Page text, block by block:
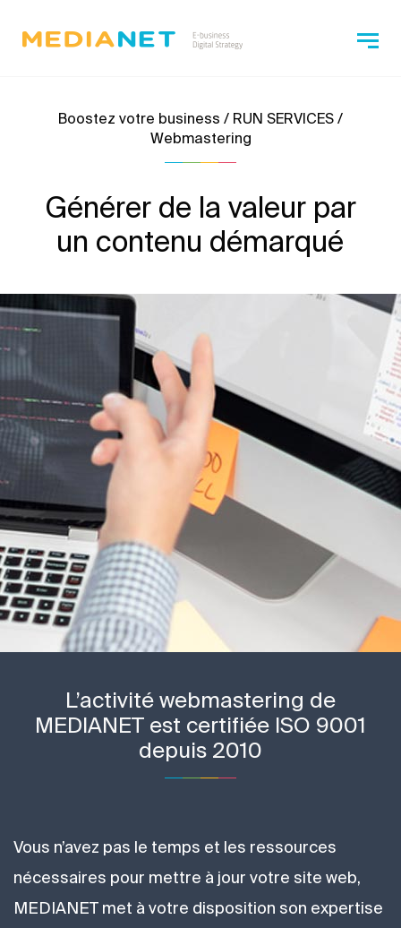
Boostez votre business / RUN SERVICES /
Webmastering
Générer de la valeur par
un contenu démarqué
L’activité webmastering de
MEDIANET est certifiée ISO 9001
depuis 2010
Vous n’avez pas le temps et les ressources
nécessaires pour mettre à jour votre site web,
MEDIANET met à votre disposition son expertise